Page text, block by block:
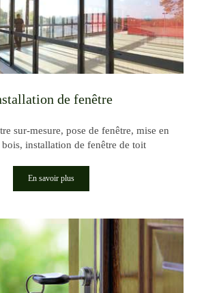
de fenêtre
sur-mesure, pose de fenêtre, mise en
installation de fenêtre de toit
En savoir plus